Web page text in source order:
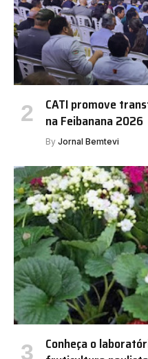
CATI promove
na Feibanana 2026
By Jornal Bemtevi
Conheça o